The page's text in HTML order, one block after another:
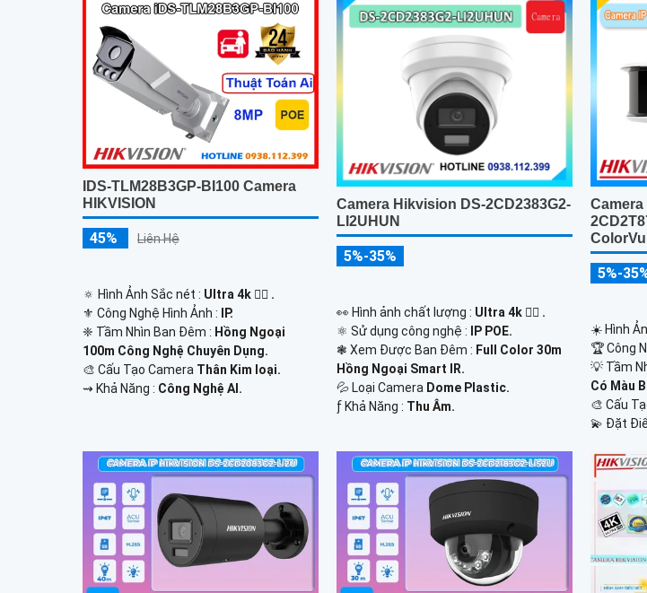
IDS-TLM28B3GP-BI100 Camera
HIKVISION
45% Liên Hệ
🔅 Hình Ảnh Sắc nét : Ultra 4k 👍🏾 .
⚜️ Công Nghệ Hình Ảnh :
IP.
❈ Tầm Nhìn Ban Đêm : Hồng Ngoại
100m Công Nghệ Chuyên Dụng.
🎨 Cấu Tạo Camera Thân Kim loại.
️⇝ Khả Năng : Công Nghệ AI.
Camera Hikvision DS-2CD2383G2-
LI2UHUN
5%-35%
️👀 Hình ảnh chất lượng : Ultra 4k 👍🏾 .
⚛️ Sử dụng công nghệ :
IP POE.
❃ Xem Được Ban Đêm : Full Color 30m
Hồng Ngoại Smart IR.
💦 Loại Camera Dome Plastic.
️ƒ Khả Năng : Thu Âm.
ColorVu
5%-
☀️ Hình
🏆 Công
💡 Tầm
Có Màu
🎨 Cấu
️💫 Đặt